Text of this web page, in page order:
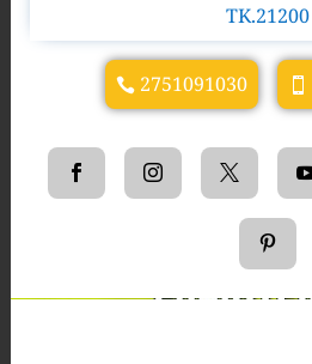
TK.21200
2751091030